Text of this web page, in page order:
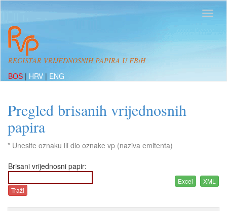
REGISTAR VRIJEDNOSNIH PAPIRA U FBiH
BOS | HRV | ENG
Pregled brisanih vrijednosnih
papira
* Unesite oznaku ili dio oznake vp (naziva emitenta)
Brisani vrijednosni papir: